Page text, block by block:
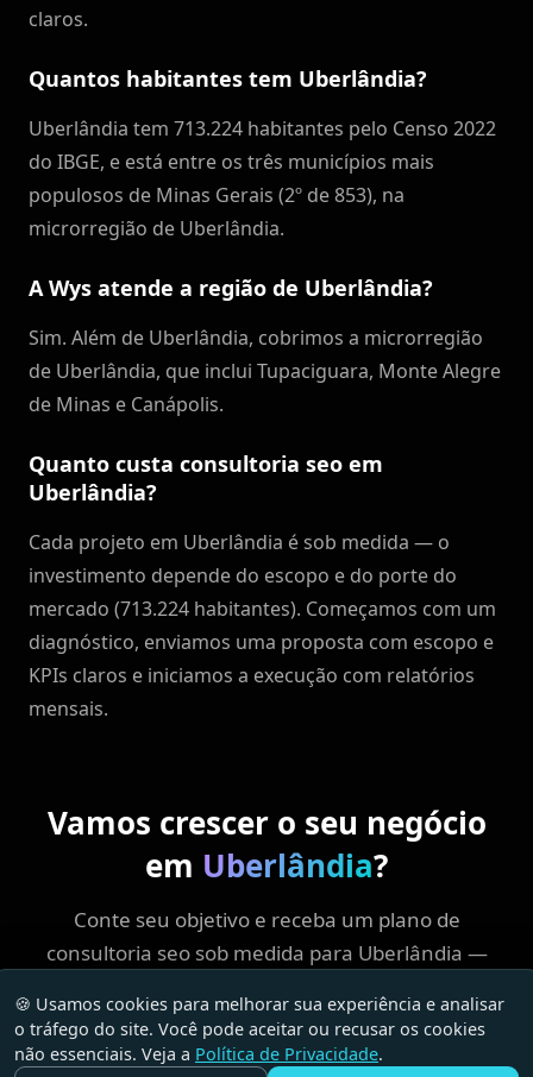
claros.
Quantos habitantes tem Uberlândia?
Uberlândia tem 713.224 habitantes pelo Censo 2022
do IBGE, e está entre os três municípios mais
populosos de Minas Gerais (2º de 853), na
microrregião de Uberlândia.
A Wys atende a região de Uberlândia?
Sim. Além de Uberlândia, cobrimos a microrregião
de Uberlândia, que inclui Tupaciguara, Monte Alegre
de Minas e Canápolis.
Quanto custa consultoria seo em
Uberlândia?
Cada projeto em Uberlândia é sob medida — o
investimento depende do escopo e do porte do
mercado (713.224 habitantes). Começamos com um
diagnóstico, enviamos uma proposta com escopo e
KPIs claros e iniciamos a execução com relatórios
mensais.
Vamos crescer o seu negócio
em Uberlândia?
Conte seu objetivo e receba um plano de
consultoria seo sob medida para Uberlândia —
Falar com a Wys Enviar e-mail
🍪 Usamos cookies para melhorar sua experiência e analisar
o tráfego do site. Você pode aceitar ou recusar os cookies
não essenciais. Veja a Política de Privacidade.